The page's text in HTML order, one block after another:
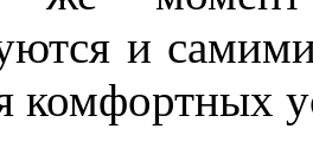
и
комфортных